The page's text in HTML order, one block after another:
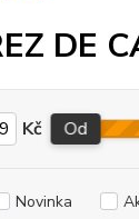
DE
Kč Od
Novinka